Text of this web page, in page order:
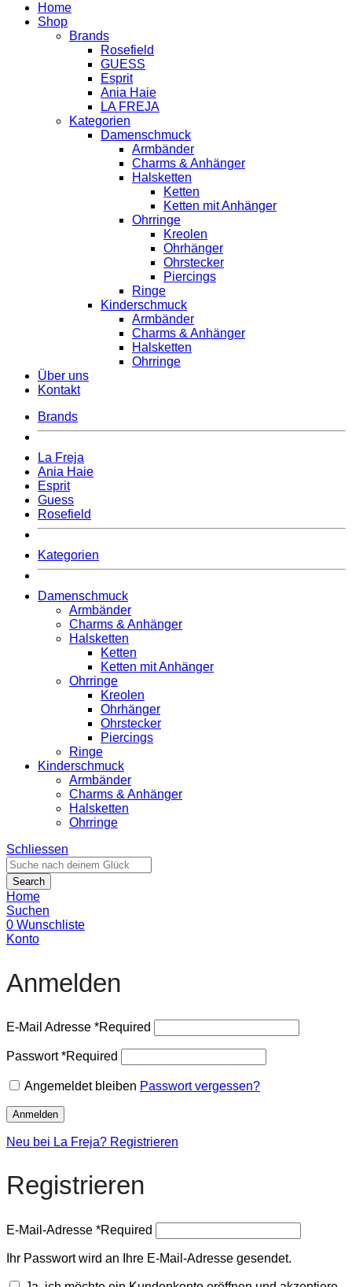
Home
Shop
Brands
Rosefield
GUESS
Esprit
Ania Haie
LA FREJA
Kategorien
Damenschmuck
Armbänder
Charms & Anhänger
Halsketten
Ketten
Ketten mit Anhänger
Ohrringe
Kreolen
Ohrhänger
Ohrstecker
Piercings
Ringe
Kinderschmuck
Armbänder
Charms & Anhänger
Halsketten
Ohrringe
Über uns
Kontakt
Brands
La Freja
Ania Haie
Esprit
Guess
Rosefield
Kategorien
Damenschmuck
Armbänder
Charms & Anhänger
Halsketten
Ketten
Ketten mit Anhänger
Ohrringe
Kreolen
Ohrhänger
Ohrstecker
Piercings
Ringe
Kinderschmuck
Armbänder
Charms & Anhänger
Halsketten
Ohrringe
Schliessen
Search
Home
Suchen
0 Wunschliste
Konto
Anmelden
E-Mail Adresse *Required
Passwort*Required
Angemeldet bleiben Passwort vergessen?
Anmelden
Neu bei La Freja? Registrieren
Registrieren
E-Mail-Adresse *Required
Ihr Passwort wird an Ihre E-Mail-Adresse gesendet.